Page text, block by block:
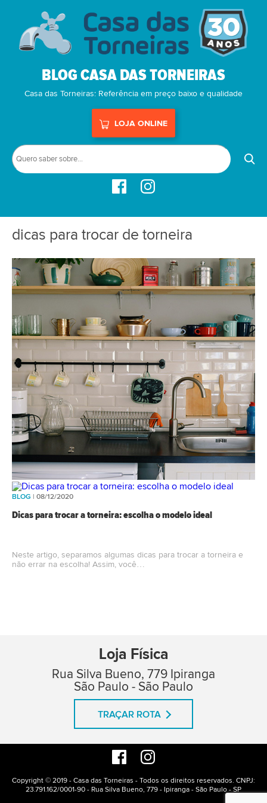
BLOG CASA DAS TORNEIRAS
Casa das Torneiras: Referência em preço baixo e qualidade
LOJA ONLINE
dicas para trocar de torneira
BLOG | 08/12/2020
Dicas para trocar a torneira: escolha o modelo ideal
Neste artigo, separamos algumas dicas para trocar a torneira e
não errar na escolha! Assim, você…
Loja Física
Rua Silva Bueno, 779 Ipiranga
São Paulo - São Paulo
TRAÇAR ROTA
Copyright © 2019 - Casa das Torneiras - Todos os direitos reservados. CNPJ:
23.791.162/0001-90 - Rua Silva Bueno, 779 - Ipiranga - São Paulo - SP